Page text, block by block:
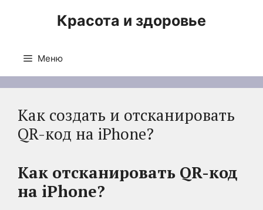
Красота и здоровье
Меню
Как создать и отсканировать
QR-код на iPhone?
Как отсканировать QR-код
на iPhone?